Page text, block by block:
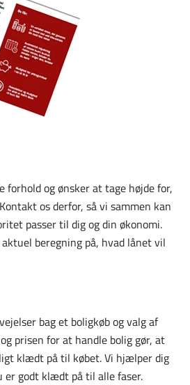
forhold og ønsker at tage højde for,
os derfor, så vi sammen kan
passer til dig og din økonomi.
beregning på, hvad lånet vil
bag et boligkøb og valg af
prisen for at handle bolig gør, at
klædt på til købet. Vi hjælper dig
er godt klædt på til alle faser.